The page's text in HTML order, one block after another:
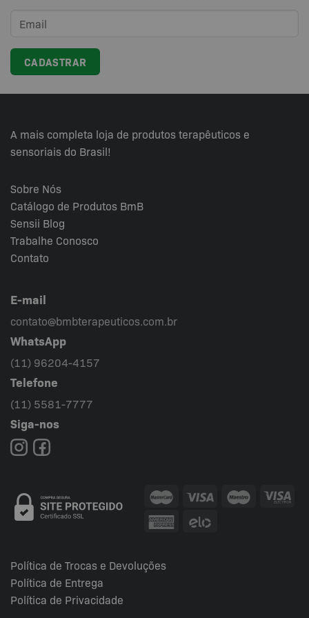
escolhidas
na
página
do
A mais completa loja de produtos terapêuticos e
sensoriais do Brasil!
Sobre Nós
Catálogo de Produtos BmB
Sensii Blog
Trabalhe Conosco
Contato
E-mail
contato@bmbterapeuticos.com.br
WhatsApp
(11) 96204-4157
Telefone
(11) 5581-7777
Siga-nos
Política de Trocas e Devoluções
Política de Entrega
Política de Privacidade